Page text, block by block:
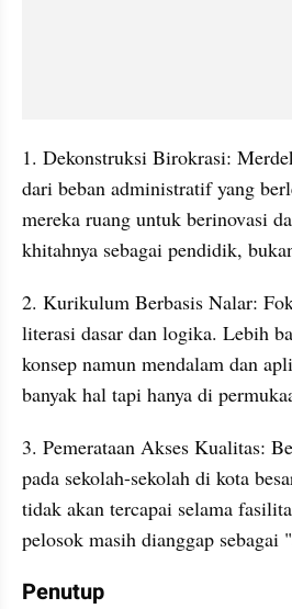
1. Dekonstruksi Birokrasi:
dari beban administratif yang
mereka ruang untuk berinovasi
khitahnya sebagai pendidik,
2. Kurikulum Berbasis Nalar:
literasi dasar dan logika. Lebih
konsep namun mendalam dan
banyak hal tapi hanya di
3. Pemerataan Akses Kualitas:
pada sekolah-sekolah di kota
tidak akan tercapai selama
pelosok masih dianggap sebagai
Penutup